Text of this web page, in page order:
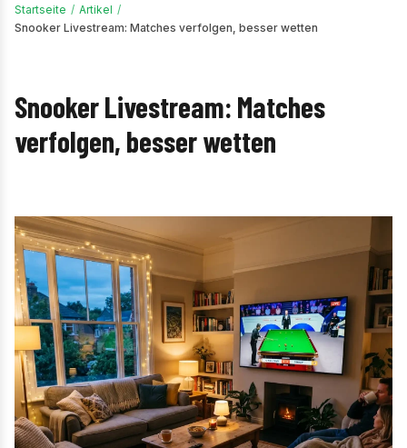
Startseite / Artikel /
Snooker Livestream: Matches verfolgen, besser wetten
Snooker Livestream: Matches
verfolgen, besser wetten